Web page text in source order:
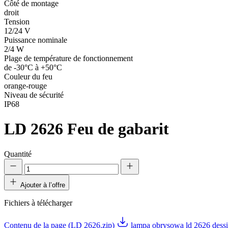
Côté de montage
droit
Tension
12/24 V
Puissance nominale
2/4 W
Plage de température de fonctionnement
de -30°C à +50°C
Couleur du feu
orange-rouge
Niveau de sécurité
IP68
LD 2626 Feu de gabarit
Quantité
Ajouter à l’offre
Fichiers à télécharger
Contenu de la page (LD 2626.zip) lampa obrysowa ld 2626